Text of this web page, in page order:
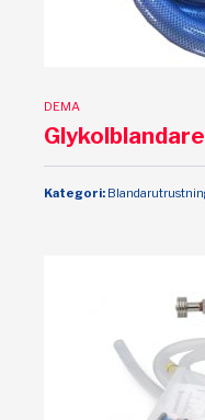
DEMA
Kategori: